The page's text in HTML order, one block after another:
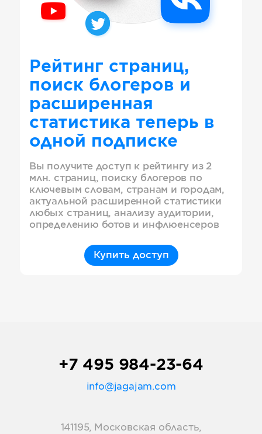
Рейтинг страниц,
поиск блогеров и
расширенная
статистика теперь в
одной подписке
Вы получите доступ к рейтингу из 2
млн. страниц, поиску блогеров по
ключевым словам, странам и городам,
актуальной расширенной статистики
любых страниц, анализу аудитории,
определению ботов и инфлюенсеров
Купить доступ
+7 495 984-23-64
info@jagajam.com
141195, Московская область,